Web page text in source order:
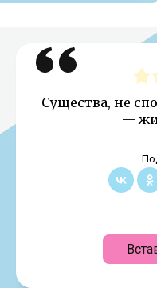
Существа, не
—